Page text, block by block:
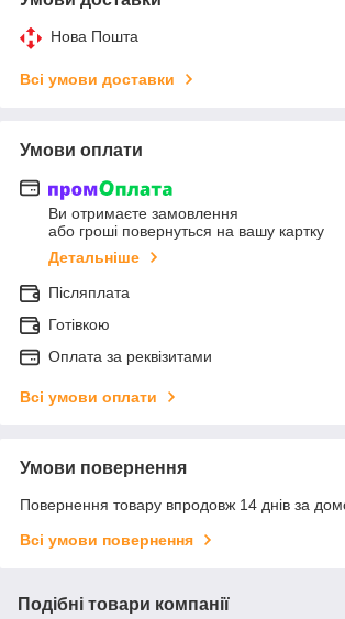
Нова Пошта
Всі умови доставки
Умови оплати
Ви отримаєте замовлення
або гроші повернуться на вашу картку
Детальніше
Післяплата
Готівкою
Оплата за реквізитами
Всі умови оплати
Умови повернення
Повернення товару впродовж 14 днів за
Всі умови повернення
Подібні товари компанії